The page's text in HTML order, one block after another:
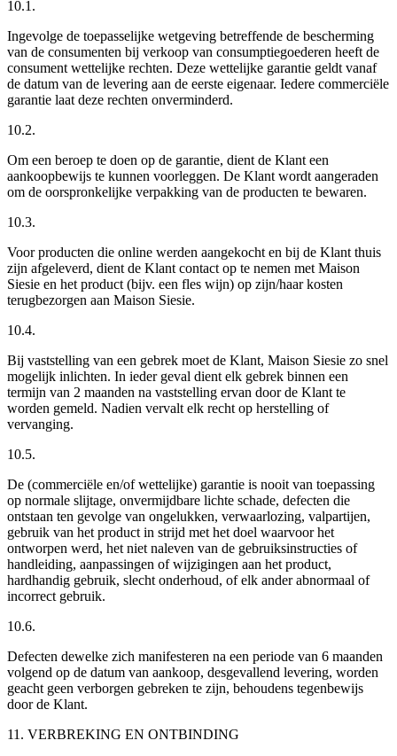
10.1.
Ingevolge de toepasselijke wetgeving betreffende de bescherming
van de consumenten bij verkoop van consumptiegoederen heeft de
consument wettelijke rechten. Deze wettelijke garantie geldt vanaf
de datum van de levering aan de eerste eigenaar. Iedere commerciële
garantie laat deze rechten onverminderd.
10.2.
Om een beroep te doen op de garantie, dient de Klant een
aankoopbewijs te kunnen voorleggen. De Klant wordt aangeraden
om de oorspronkelijke verpakking van de producten te bewaren.
10.3.
Voor producten die online werden aangekocht en bij de Klant thuis
zijn afgeleverd, dient de Klant contact op te nemen met Maison
Siesie en het product (bijv. een fles wijn) op zijn/haar kosten
terugbezorgen aan Maison Siesie.
10.4.
Bij vaststelling van een gebrek moet de Klant, Maison Siesie zo snel
mogelijk inlichten. In ieder geval dient elk gebrek binnen een
termijn van 2 maanden na vaststelling ervan door de Klant te
worden gemeld. Nadien vervalt elk recht op herstelling of
vervanging.
10.5.
De (commerciële en/of wettelijke) garantie is nooit van toepassing
op normale slijtage, onvermijdbare lichte schade, defecten die
ontstaan ten gevolge van ongelukken, verwaarlozing, valpartijen,
gebruik van het product in strijd met het doel waarvoor het
ontworpen werd, het niet naleven van de gebruiksinstructies of
handleiding, aanpassingen of wijzigingen aan het product,
hardhandig gebruik, slecht onderhoud, of elk ander abnormaal of
incorrect gebruik.
10.6.
Defecten dewelke zich manifesteren na een periode van 6 maanden
volgend op de datum van aankoop, desgevallend levering, worden
geacht geen verborgen gebreken te zijn, behoudens tegenbewijs
door de Klant.
11. VERBREKING EN ONTBINDING